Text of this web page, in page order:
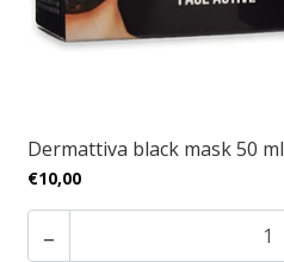
Dermattiva black mask 50 ml
€10,00
-